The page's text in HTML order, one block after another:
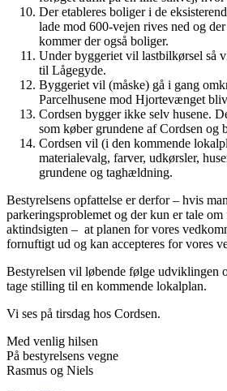
Der etableres boliger i de
lade mod 600-vejen rives ned og
kommer der også boliger.
Under byggeriet vil lastbilkørsel så
til Lågegyde.
Byggeriet vil (måske) gå i gang
Parcelhusene mod Hjortevænget
Cordsen bygger ikke selv husene.
som køber grundene af Cordsen og
Cordsen vil (i den kommende
materialevalg, farver, udkørsler,
grundene og taghældning.
Bestyrelsens opfattelse er derfor – hvis
parkeringsproblemet og der kun er tale
aktindsigten – at planen for vores
fornuftigt ud og kan accepteres for vores
Bestyrelsen vil løbende følge udviklingen
tage stilling til en kommende lokalplan.
Vi ses på tirsdag hos Cordsen.
Med venlig hilsen
På bestyrelsens vegne
Rasmus og Niels